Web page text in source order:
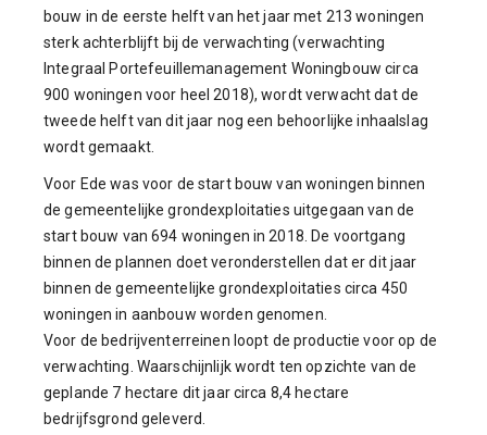
bouw in de eerste helft van het jaar met 213 woningen
sterk achterblijft bij de verwachting (verwachting
Integraal Portefeuillemanagement Woningbouw circa
900 woningen voor heel 2018), wordt verwacht dat de
tweede helft van dit jaar nog een behoorlijke inhaalslag
wordt gemaakt.
Voor Ede was voor de start bouw van woningen binnen
de gemeentelijke grondexploitaties uitgegaan van de
start bouw van 694 woningen in 2018. De voortgang
binnen de plannen doet veronderstellen dat er dit jaar
binnen de gemeentelijke grondexploitaties circa 450
woningen in aanbouw worden genomen.
Voor de bedrijventerreinen loopt de productie voor op de
verwachting. Waarschijnlijk wordt ten opzichte van de
geplande 7 hectare dit jaar circa 8,4 hectare
bedrijfsgrond geleverd.